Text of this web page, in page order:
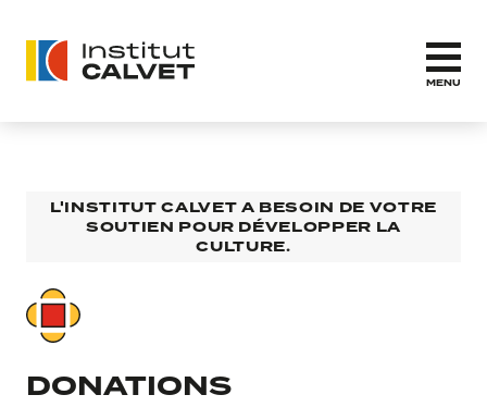
MENU
L'INSTITUT CALVET A BESOIN DE VOTRE
SOUTIEN POUR DÉVELOPPER LA
CULTURE.
DONATIONS